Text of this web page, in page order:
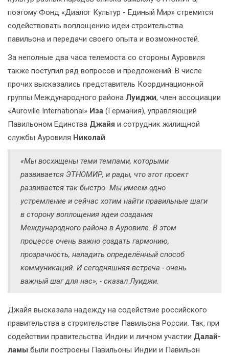
поэтому Фонд «Диалог Культур - Единый Мир» стремится
содействовать воплощению идеи строительства
павильона и передачи своего опыта и возможностей.
За неполные два часа телемоста со стороны Ауровиля
также поступил ряд вопросов и предложений. В числе
прочих высказались представитель Координационной
группы Международного района Луиджи, член ассоциации
«Auroville International» Иза (Германия), управляющий
Павильоном Единства Джайя и сотрудник жилищной
службы Ауровиля Николай.
«Мы восхищены теми темпами, которыми
развивается ЭТНОМИР, и рады, что этот проект
развивается так быстро. Мы имеем одно
устремление и сейчас хотим найти правильные шаги
в сторону воплощения идеи создания
Международного района в Ауровиле. В этом
процессе очень важно создать гармонию,
прозрачность, наладить определённый способ
коммуникаций. И сегодняшняя встреча - очень
важный шаг для нас», - сказал Луиджи.
Джайя высказала надежду на содействие российского
правительства в строительстве Павильона России. Так, при
содействии правительства Индии и личном участии Далай-
ламы были построены Павильоны Индии и Павильон